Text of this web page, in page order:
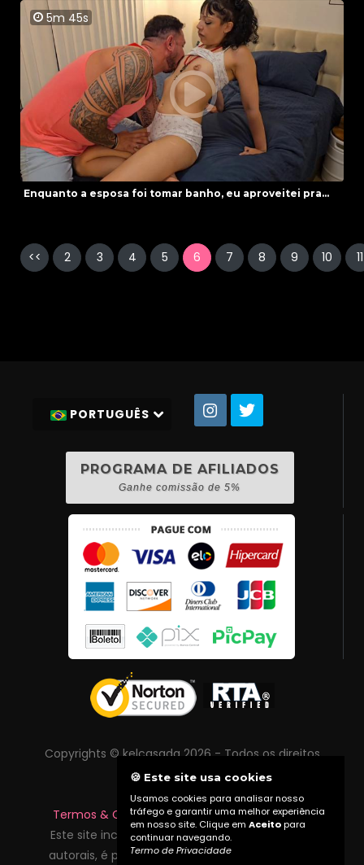
5m 45s
Enquanto a esposa foi tomar banho, eu aproveitei pra...
<< 2 3 4 5 6 7 8 9 10 11
PORTUGUÊS
PROGRAMA DE AFILIADOS
Ganhe comissão de 5%
Copyrights © kelcasada 2026 - Todos os direitos
reservados
Termos & Condições |Política de Privacidade
Este site inclui conteúdo protegido por direitos
autorais, é proibida reprodução total ou parcial
🍪 Este site usa cookies
Usamos cookies para analisar nosso
tráfego e garantir uma melhor experiência
em nosso site. Clique em Aceitopara
continuar navegando.
Termo de Privacidade